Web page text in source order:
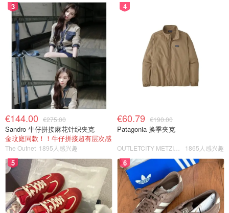
3
€144.00 €275.00
Sandro 牛仔拼接麻花针织夹克
金玟庭同款！！牛仔拼接超有层次感
The Outnet 1895人感兴趣
4
€60.79 €190.00
Patagonia 换季夹克
1865人感兴趣
5 6